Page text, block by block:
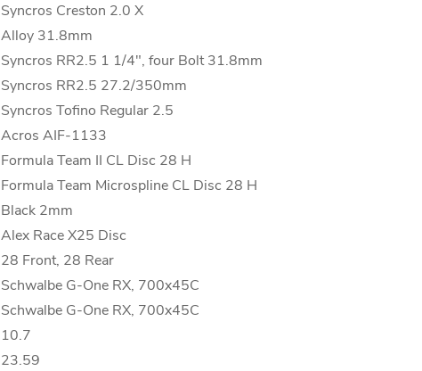
Syncros Creston 2.0 X
Alloy 31.8mm
Syncros RR2.5 1 1/4", four Bolt 31.8mm
Syncros RR2.5 27.2/350mm
Syncros Tofino Regular 2.5
Acros AIF-1133
Formula Team II CL Disc 28 H
Formula Team Microspline CL Disc 28 H
Black 2mm
Alex Race X25 Disc
28 Front, 28 Rear
Schwalbe G-One RX, 700x45C
Schwalbe G-One RX, 700x45C
10.7
23.59